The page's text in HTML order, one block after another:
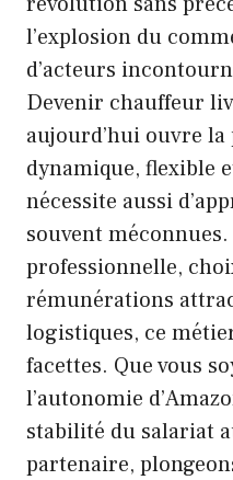
l’explosion du
d’acteurs
Devenir chauffeur
aujourd’hui ouvre
dynamique, flexible
nécessite aussi
souvent
professionnelle,
rémunérations
logistiques, ce
facettes. Que vous
l’autonomie
stabilité du salariat
partenaire,